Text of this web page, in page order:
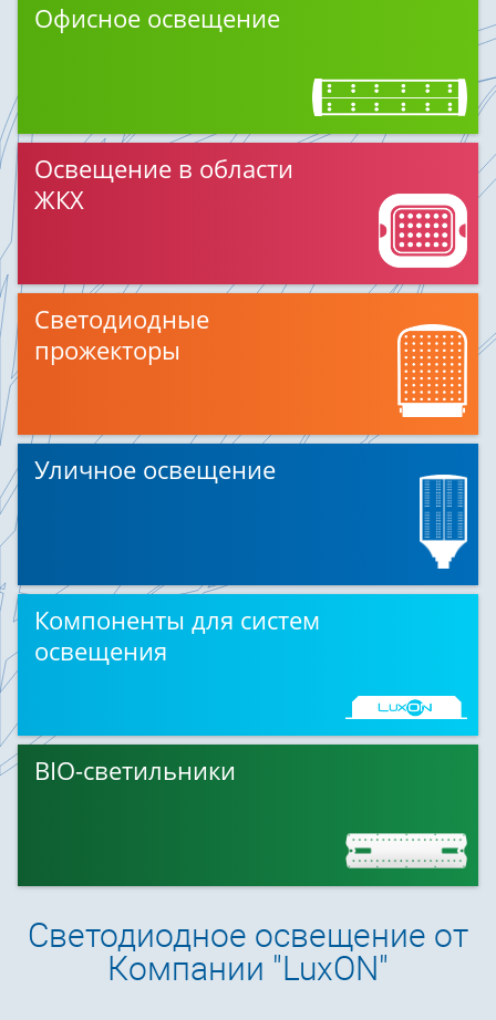
Офисное освещение
Освещение в области
ЖКХ
Светодиодные
прожекторы
Уличное освещение
Компоненты для систем
освещения
BIO-светильники
Светодиодное освещение от
Компании "LuxON"